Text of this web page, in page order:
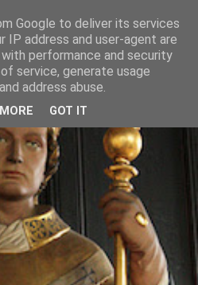
Google to deliver its services
IP address and user-agent are
performance and security
service, generate usage
address abuse.
GOT IT